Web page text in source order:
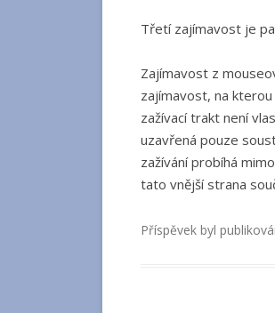
Třetí zajímavost je
Zajímavost z
zajímavost, na
zažívací trakt není
uzavřená pouze
zažívání probíhá
tato vnější strana
Příspěvek byl